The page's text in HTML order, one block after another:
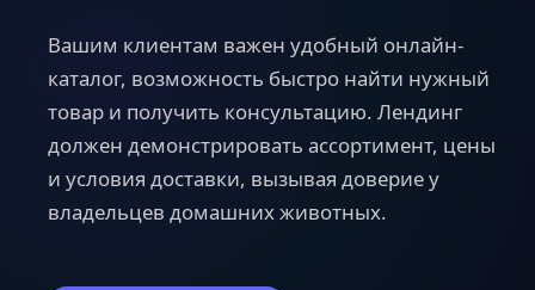
Вашим клиентам важен удобный онлайн-
каталог, возможность быстро найти нужный
товар и получить консультацию. Лендинг
должен демонстрировать ассортимент, цены
и условия доставки, вызывая доверие у
владельцев домашних животных.